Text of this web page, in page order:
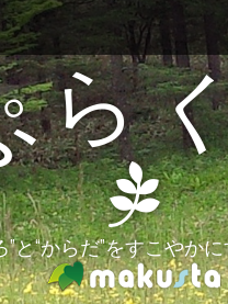
ら
”と“からだ”をすこやか